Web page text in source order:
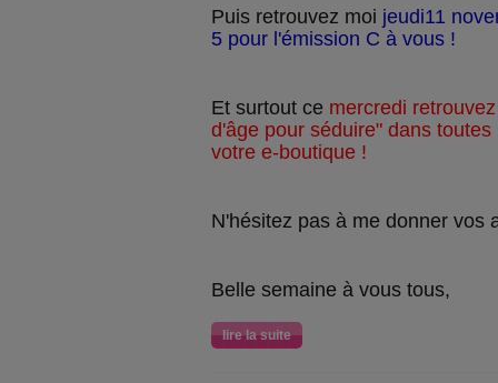
Puis retrouvez moi jeudi11
5 pour l'émission C à vous !
Et surtout ce mercredi
d'âge pour séduire" dans
votre e-boutique !
N'hésitez pas à me donner vos
Belle semaine à vous tous,
lire la suite